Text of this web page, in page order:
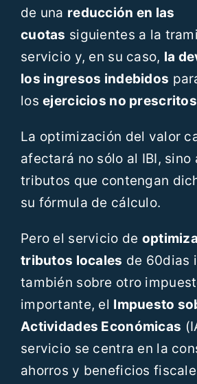
de una reducción en las
cuotas siguientes a la
servicio y, en su caso, la
los ingresos indebidos
losejercicios no prescritos
La optimización del valor
afectará no sólo al IBI, sino
tributos que contengan
su fórmula de cálculo.
Pero el servicio de
tributos locales de 60dias
también sobre otro
importante, el Impuesto
Actividades Económicas
servicio se centra en la
ahorros y beneficios